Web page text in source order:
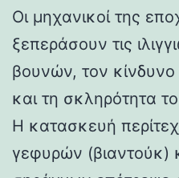
Οι μηχανικοί της
ξεπεράσουν τις
βουνών, τον
και τη σκληρότητα
Η κατασκευή
γεφυρών (βιαντούκ)